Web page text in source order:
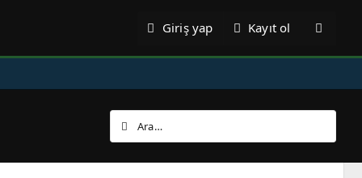
Giriş yap Kayıt ol